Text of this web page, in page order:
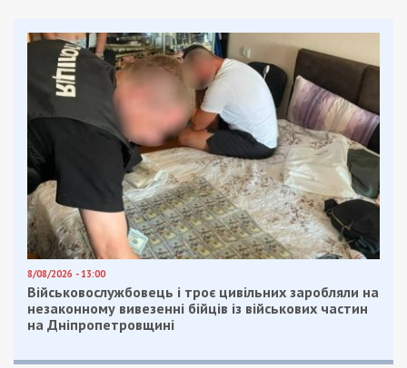
В министерстве также напомнили, что указанный
иск – ужечетвертый по счету. Так, в 2020 году
США подали сразу два иска в Южном округе
Флориды, утверждая, что коммерческая
недвижимость, входящая в бизнес-интересы
Игоря Коломойского в Далласе и Луисвилле
была куплена за деньги, вымытые из
“ПриватБанка” до его национализации в 2016
году.
В документах утверждается, что экс-владельцы
“ПриватБанка” – Игорь Коломойский и Геннадий
Боголюбов попросту кинули вкладчиков
финучреждения на миллиарды долларов. По
версии Минюста, олигарх получал